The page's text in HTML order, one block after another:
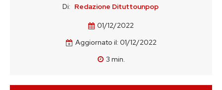
Di: Redazione Dituttounpop
01/12/2022
Aggiornato il: 01/12/2022
3 min.